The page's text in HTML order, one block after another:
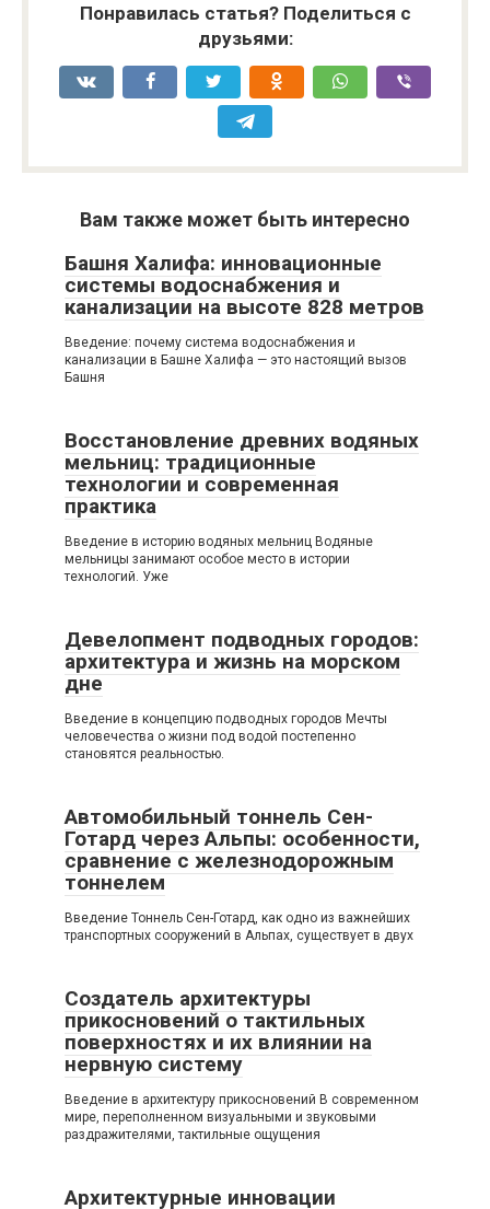
Понравилась статья? Поделиться с
друзьями:
Вам также может быть интересно
Башня Халифа: инновационные
системы водоснабжения и
канализации на высоте 828 метров
Введение: почему система водоснабжения и
канализации в Башне Халифа — это настоящий вызов
Башня
Восстановление древних водяных
мельниц: традиционные
технологии и современная
практика
Введение в историю водяных мельниц Водяные
мельницы занимают особое место в истории
технологий. Уже
Девелопмент подводных городов:
архитектура и жизнь на морском
дне
Введение в концепцию подводных городов Мечты
человечества о жизни под водой постепенно
становятся реальностью.
Автомобильный тоннель Сен-
Готард через Альпы: особенности,
сравнение с железнодорожным
тоннелем
Введение Тоннель Сен-Готард, как одно из важнейших
транспортных сооружений в Альпах, существует в двух
Создатель архитектуры
прикосновений о тактильных
поверхностях и их влиянии на
нервную систему
Введение в архитектуру прикосновений В современном
мире, переполненном визуальными и звуковыми
раздражителями, тактильные ощущения
Архитектурные инновации